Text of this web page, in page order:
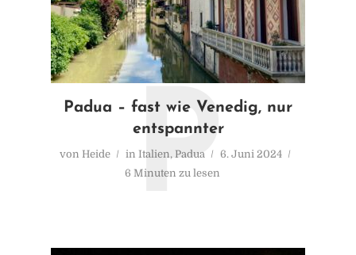
Padua – fast wie Venedig, nur
entspannter
von Heide in Italien, Padua
6. Juni 2024
6 Minuten zu lesen
P